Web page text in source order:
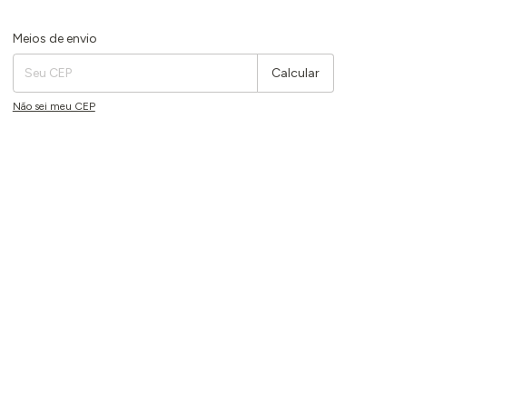
Entregas para o CEP:
Meios de envio
Calcular
Não sei meu CEP